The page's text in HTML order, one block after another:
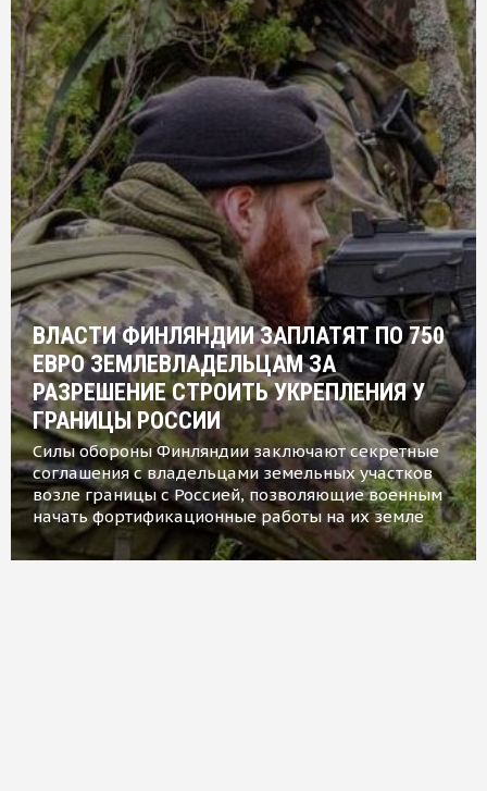
ВЛАСТИ ФИНЛЯНДИИ ЗАПЛАТЯТ ПО 750
ЕВРО ЗЕМЛЕВЛАДЕЛЬЦАМ ЗА
РАЗРЕШЕНИЕ СТРОИТЬ УКРЕПЛЕНИЯ У
ГРАНИЦЫ РОССИИ
Силы обороны Финляндии заключают секретные
соглашения с владельцами земельных участков
возле границы с Россией, позволяющие военным
начать фортификационные работы на их земле